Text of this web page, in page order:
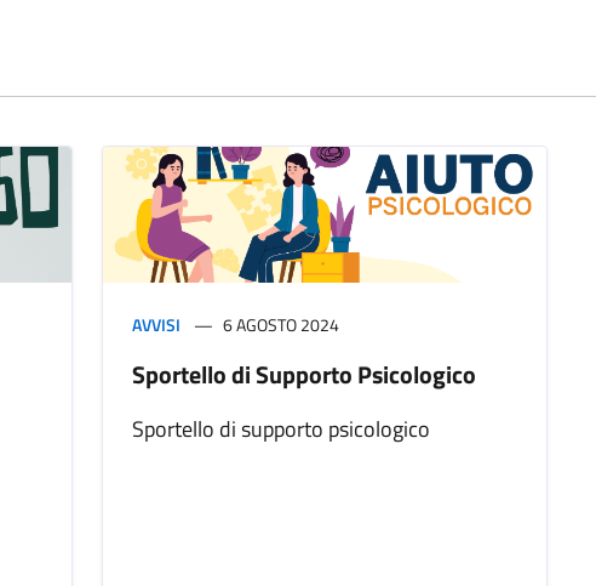
AVVISI 6 AGOSTO 2024
Sportello di Supporto Psicologico
Sportello di supporto psicologico